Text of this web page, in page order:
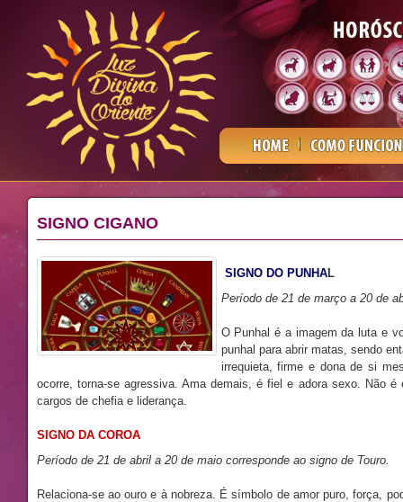
SIGNO CIGANO
SIGNO DO PUNHAL
Período de 21 de março a 20 de
O Punhal é a imagem da luta e
punhal para abrir matas, sendo
irrequieta, firme e dona de si
ocorre, torna-se agressiva. Ama demais, é fiel e adora sexo. Não
cargos de chefia e liderança.
SIGNO DA COROA
Período de 21 de abril a 20 de maio corresponde ao signo de Touro.
Relaciona-se ao ouro e à nobreza. É símbolo de amor puro, força,